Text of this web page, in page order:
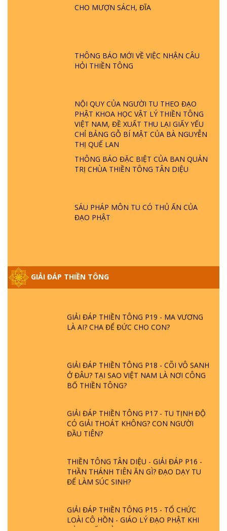
CHO MƯỢN SÁCH, ĐĨA
THÔNG BÁO MỚI VỀ VIỆC NHẬN CÂU
HỎI THIỀN TÔNG
NỘI QUY CỦA NGƯỜI TU THEO ĐẠO
PHẬT KHOA HỌC VẬT LÝ THIỀN TÔNG
VIỆT NAM, ĐỀ XUẤT THU LẠI GIẤY YẾU
CHỈ BẢNG GỖ BÍ MẬT CỦA BÀ NGUYỄN
THỊ QUẾ LAN
THÔNG BÁO ĐẶC BIỆT CỦA BAN QUẢN
TRỊ CHÙA THIỀN TÔNG TÂN DIỆU
SÁU PHÁP MÔN TU CÓ THỦ ẤN CỦA
ĐẠO PHẬT
GIẢI ĐÁP THIỀN TÔNG
TTTD
GIẢI ĐÁP ĐẶC BIỆT P23 - THIÊN ĐÀNG Ở
GIẢI ĐÁP THIỀN TÔNG ĐẶC BIỆT P22 - TẠI
SAO TRÁI ĐẤT NHIỀU THIÊN TAI - LŨ LỤT
- HỎA HOẠN | TTTD
GIẢI ĐÁP THIỀN TÔNG ĐẶC BIỆT P21 - TẠI
GIẢI ĐÁP VỀ LỄ TIỄN THIỀN TÔNG SƯ
- BÁC NGUYỄN NHÂN LÀ AI? PHIỀN NÃO
GIẢI ĐÁP THIỀN TÔNG P19 - MA VƯƠNG
LÀ AI? CHA ĐỂ ĐỨC CHO CON?
GIẢI ĐÁP THIỀN TÔNG P18 - CÕI VÔ SANH
Ở ĐÂU? TẠI SAO VIỆT NAM LÀ NƠI CÔNG
BỐ THIỀN TÔNG?
GIẢI ĐÁP THIỀN TÔNG P17 - TU TỊNH ĐỘ
CÓ GIẢI THOÁT KHÔNG? CON NGƯỜI
ĐẦU TIÊN?
THIỀN TÔNG TÂN DIỆU - GIẢI ĐÁP P16 -
THẦN THÁNH TIÊN ĂN GÌ? ĐẠO DẠY TU
ĐỂ LÀM SÚC SINH?
GIẢI ĐÁP THIỀN TÔNG P15 - TỔ CHỨC
LOÀI CÔ HỒN - GIÁO LÝ ĐẠO PHẬT KHI
NÀO XUẤT BẢN